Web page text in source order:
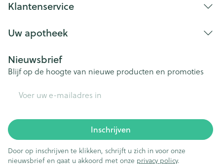
Klantenservice
Uw apotheek
Nieuwsbrief
Blijf op de hoogte van nieuwe producten en promoties
Inschrijven
Door op inschrijven te klikken, schrijft u zich in voor onze
nieuwsbrief en gaat u akkoord met onze privacy policy.